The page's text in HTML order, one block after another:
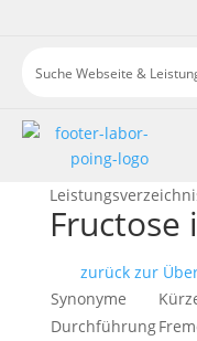
Fructose
zurück zur
Synonyme
Durchführung